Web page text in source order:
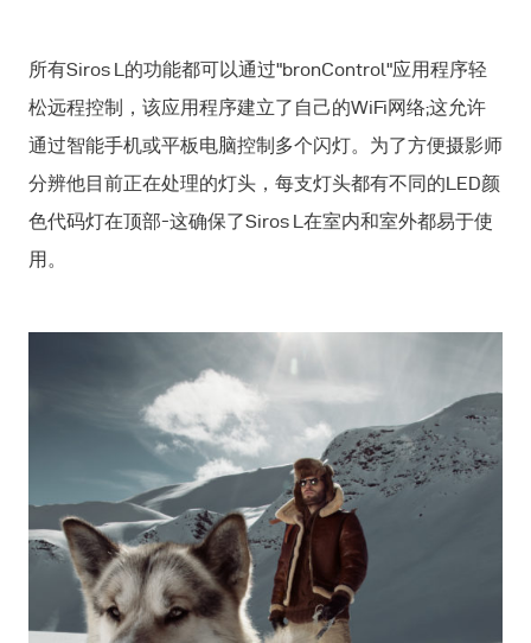
所有Siros L的功能都可以通过"bronControl"应用程序轻
松远程控制，该应用程序建立了自己的WiFi网络;这允许
通过智能手机或平板电脑控制多个闪灯。为了方便摄影师
分辨他目前正在处理的灯头，每支灯头都有不同的LED颜
色代码灯在顶部-这确保了Siros L在室内和室外都易于使
用。